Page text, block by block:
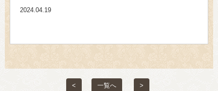
2024.04.19
< 一覧へ >
> 会社概要
> アクセス